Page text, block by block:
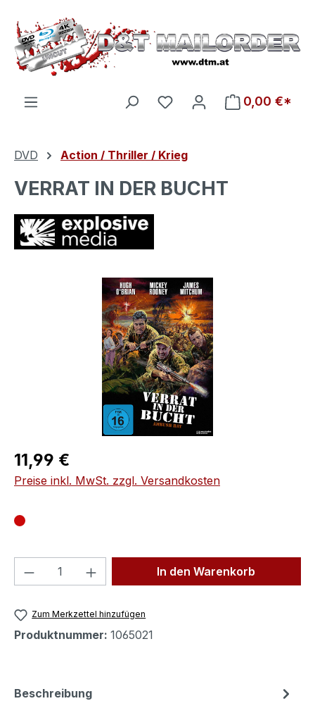
Zum Hauptinhalt springen
Du hast 0 Produkte auf
0,00 €*
DVD Action / Thriller / Krieg
VERRAT IN DER BUCHT
Bildergalerie überspringen
Regulärer Preis:
11,99 €
Preise inkl. MwSt. zzgl. Versandkosten
Produkt Anzahl: Gib denIn den Warenkorb
Zum Merkzettel hinzufügen
Produktnummer: 1065021
Beschreibung